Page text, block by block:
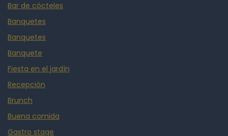
Bar de cócteles
Banquetes
Banquetes
Banquete
Fiesta en el jardín
Recepción
Brunch
Buena comida
Gastro stage